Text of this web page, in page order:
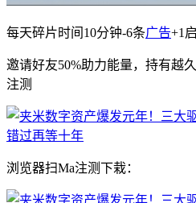
每天碎片时间10分钟-6条广告+1
邀请好友50%助力能量，持有越
注测
浏览器扫Ma注测下栽：